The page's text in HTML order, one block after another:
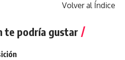
Volver al Índice
te podría gustar